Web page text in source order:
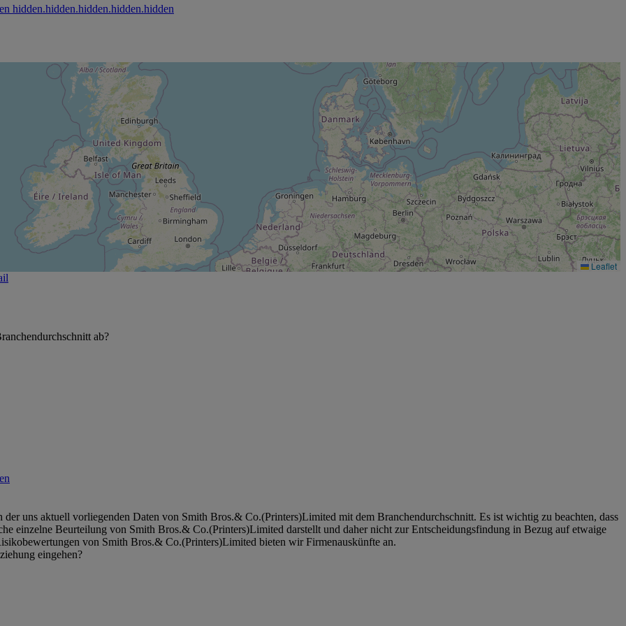
hidden.hidden.hidden.hidden.hidden
Leaflet
ab?
uns aktuell vorliegenden Daten von Smith Bros.& Co.(Printers)Limited mit dem Branchendurchschnitt. Es ist wichtig zu beachten, dass
einzelne Beurteilung von Smith Bros.& Co.(Printers)Limited darstellt und daher nicht zur Entscheidungsfindung in Bezug auf etwaige
von Smith Bros.& Co.(Printers)Limited bieten wir Firmenauskünfte an.
eingehen?